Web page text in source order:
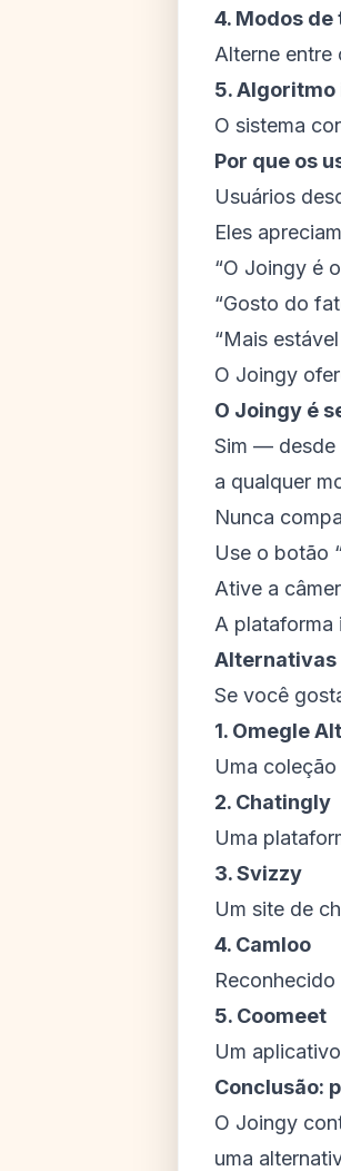
4. Modos
Alterne
5.
O sistema
Por que os
Usuários
Eles
“O Joingy é
“Gosto do
“Mais
O Joingy
O Joingy é
Sim — desde
a qualquer
Nunca
Use o botão
Ative a
A plataforma
Alternativas
Se você
1. Omegle
Uma
2. Chatingly
Uma
3. Svizzy
Um site de
4. Camloo
5. Coomeet
Um
Conclusão:
O Joingy
uma